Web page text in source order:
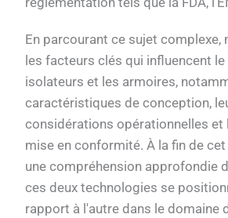
En parcourant ce sujet complexe,
les facteurs clés qui influencent
isolateurs et les armoires,
caractéristiques de conception,
considérations opérationnelles et
mise en conformité. À la fin de
une compréhension approfondie
ces deux technologies se
rapport à l'autre dans le domaine